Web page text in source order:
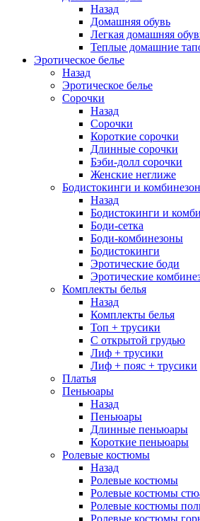
Назад
Домашняя обувь
Легкая домашняя
Теплые домашние
Эротическое белье
Назад
Эротическое белье
Сорочки
Назад
Сорочки
Короткие сорочки
Длинные сорочки
Бэби-долл сорочки
Женские неглиже
Бодистокинги и
Назад
Бодистокинги и
Боди-сетка
Боди-комбинезоны
Бодистокинги
Эротические боди
Эротические
Комплекты белья
Назад
Комплекты белья
Топ + трусики
С открытой грудью
Лиф + трусики
Лиф + пояс + трусики
Платья
Пеньюары
Назад
Пеньюары
Длинные пеньюары
Короткие пеньюары
Ролевые костюмы
Назад
Ролевые костюмы
Ролевые костюмы
Ролевые костюмы
Ролевые костюмы